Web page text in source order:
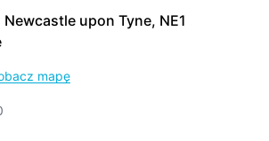
upon Tyne, NE1
mapę